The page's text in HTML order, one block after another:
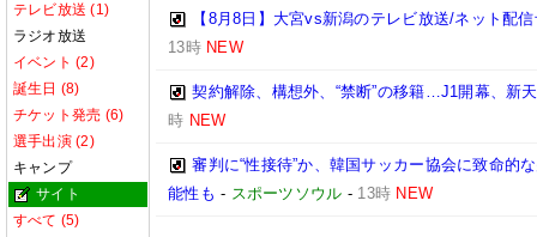
テレビ放送 (1)
ラジオ放送
イベント (2)
誕生日 (8)
チケット発売 (6)
選手出演 (2)
キャンプ
サイト
すべて (5)
【8月8日】大宮vs新潟のテレビ放送/ネット配
13時 NEW
契約解除、構想外、“禁断”の移籍…J1開幕、新
時 NEW
審判に“性接待”か、韓国サッカー協会に致命
能性も - スポーツソウル - 13時 NEW